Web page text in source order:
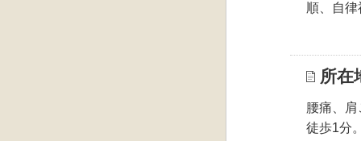
順、自
所在
腰痛、
徒歩1分